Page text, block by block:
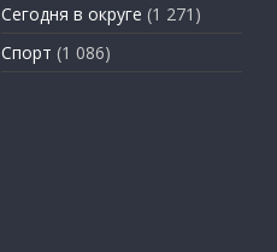
Сегодня в округе (1 271)
Спорт (1 086)